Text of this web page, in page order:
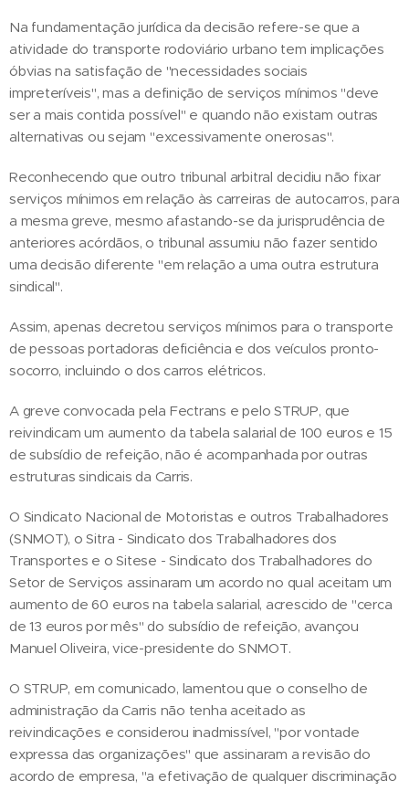
Na fundamentação jurídica da decisão refere-se que a
atividade do transporte rodoviário urbano tem implicações
óbvias na satisfação de "necessidades sociais
impreteríveis", mas a definição de serviços mínimos "deve
ser a mais contida possível" e quando não existam outras
alternativas ou sejam "excessivamente onerosas".
Reconhecendo que outro tribunal arbitral decidiu não fixar
serviços mínimos em relação às carreiras de autocarros, para
a mesma greve, mesmo afastando-se da jurisprudência de
anteriores acórdãos, o tribunal assumiu não fazer sentido
uma decisão diferente "em relação a uma outra estrutura
sindical".
Assim, apenas decretou serviços mínimos para o transporte
de pessoas portadoras deficiência e dos veículos pronto-
socorro, incluindo o dos carros elétricos.
A greve convocada pela Fectrans e pelo STRUP, que
reivindicam um aumento da tabela salarial de 100 euros e 15
de subsídio de refeição, não é acompanhada por outras
estruturas sindicais da Carris.
O Sindicato Nacional de Motoristas e outros Trabalhadores
(SNMOT), o Sitra - Sindicato dos Trabalhadores dos
Transportes e o Sitese - Sindicato dos Trabalhadores do
Setor de Serviços assinaram um acordo no qual aceitam um
aumento de 60 euros na tabela salarial, acrescido de "cerca
de 13 euros por mês" do subsídio de refeição, avançou
Manuel Oliveira, vice-presidente do SNMOT.
O STRUP, em comunicado, lamentou que o conselho de
administração da Carris não tenha aceitado as
reivindicações e considerou inadmissível, "por vontade
expressa das organizações" que assinaram a revisão do
acordo de empresa, "a efetivação de qualquer discriminação